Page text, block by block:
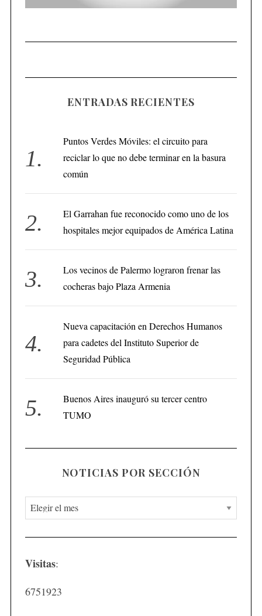
ENTRADAS RECIENTES
Puntos Verdes Móviles: el circuito para
reciclar lo que no debe terminar en la basura
común
El Garrahan fue reconocido como uno de los
hospitales mejor equipados de América Latina
Los vecinos de Palermo lograron frenar las
cocheras bajo Plaza Armenia
Nueva capacitación en Derechos Humanos
para cadetes del Instituto Superior de
Seguridad Pública
Buenos Aires inauguró su tercer centro
TUMO
NOTICIAS POR SECCIÓN
N
o
t
c
i
Visitas:
6751923